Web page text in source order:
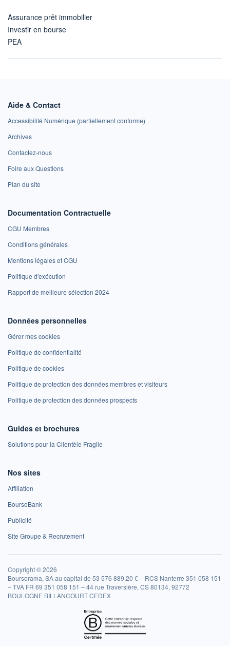
Assurance prêt immobilier
Investir en bourse
PEA
Aide & Contact
Accessibilité Numérique (partiellement conforme)
Archives
Contactez-nous
Foire aux Questions
Plan du site
Documentation Contractuelle
CGU Membres
Conditions générales
Mentions légales et CGU
Politique d'exécution
Rapport de meilleure sélection 2024
Données personnelles
Gérer mes cookies
Politique de confidentialité
Politique de cookies
Politique de protection des données membres et visiteurs
Politique de protection des données prospects
Guides et brochures
Solutions pour la Clientèle Fragile
Nos sites
Affiliation
BoursoBank
Publicité
Site Groupe & Recrutement
Copyright © 2026
Boursorama, SA au capital de 53 576 889,20 € – RCS Nanterre 351 058 151
– TVA FR 69 351 058 151 – 44 rue Traversière, CS 80134, 92772
BOULOGNE BILLANCOURT CEDEX